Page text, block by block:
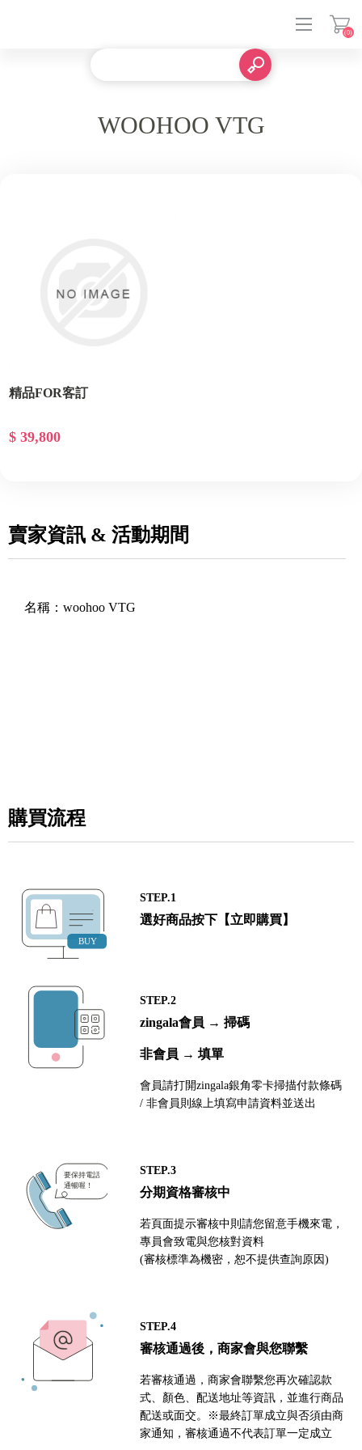
(0)
WOOHOO VTG
精品FOR客訂
$ 39,800
賣家資訊 & 活動期間
名稱： woohoo VTG
購買流程
STEP.1
選好商品按下【立即購買】
STEP.2
zingala會員 → 掃碼
非會員 → 填單
會員請打開zingala銀角零卡掃描付款條碼
/ 非會員則線上填寫申請資料並送出
STEP.3
分期資格審核中
若頁面提示審核中則請您留意手機來電，
專員會致電與您核對資料
(審核標準為機密，恕不提供查詢原因)
STEP.4
審核通過後，商家會與您聯繫
若審核通過，商家會聯繫您再次確認款
式、顏色、配送地址等資訊，並進行商品
配送或面交。※最終訂單成立與否須由商
家通知，審核通過不代表訂單一定成立